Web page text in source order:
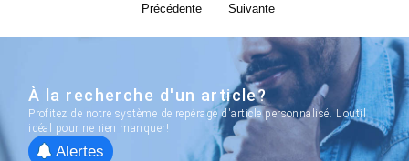
Précédente Suivante
À la recherche d'un article?
Profitez de notre système de repérage d'article personnalisé. L'outil
idéal pour ne rien manquer!
Alertes